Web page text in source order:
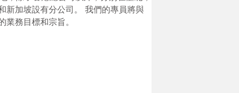
新加坡設有分公司。 我們的專員將與
業務目標和宗旨。